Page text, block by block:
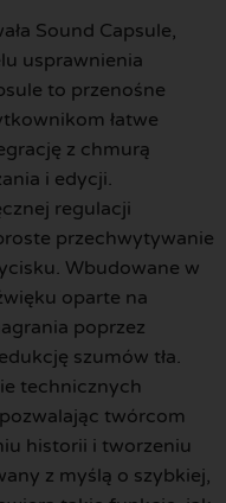
Sound Capsule,
usprawnienia
to przenośne
łatwe
z chmurą
i edycji.
regulacji
przechwytywanie
Wbudowane w
oparte na
poprzez
szumów tła.
technicznych
twórcom
historii i tworzeniu
z myślą o szybkiej,